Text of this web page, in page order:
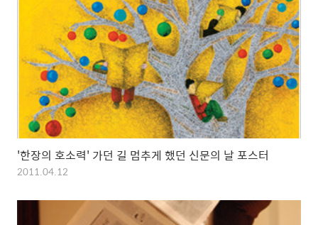
'한장의 호소력' 가던 길 멈추게 했던 신문의 날 포스터
2011.04.12